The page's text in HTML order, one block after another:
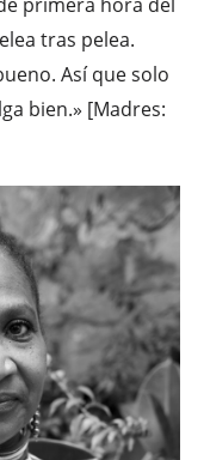
tras pelea.
Así que solo
bien.» [Madres: